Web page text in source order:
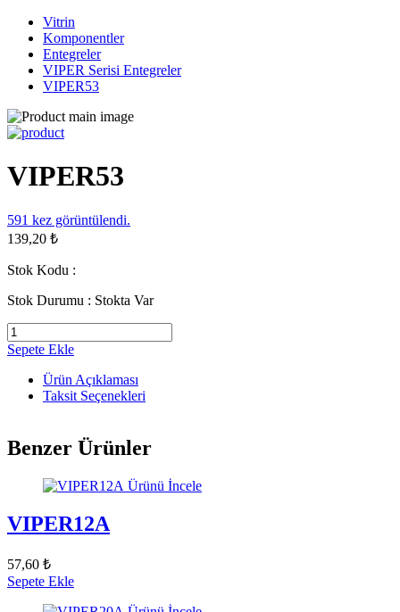
Vitrin
Komponentler
Entegreler
VIPER Serisi Entegreler
VIPER53
VIPER53
591 kez görüntülendi.
139,20 ₺
Stok Kodu :
Stok Durumu : Stokta Var
Sepete Ekle
Ürün Açıklaması
Taksit Seçenekleri
Benzer Ürünler
Ürünü İncele
VIPER12A
57,60 ₺
Sepete Ekle